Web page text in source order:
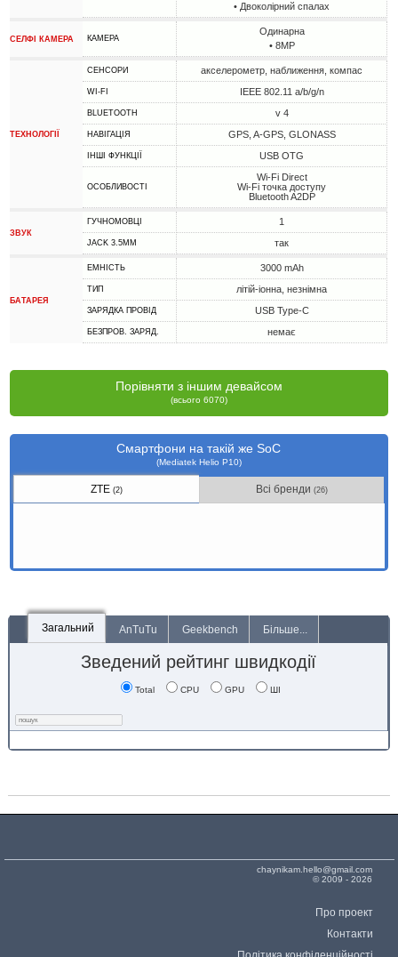
• Двоколірний спалах
СЕЛФІ КАМЕРА КАМЕРА
Одинарна
• 8MP
ТЕХНОЛОГІЇ
СЕНСОРИ акселерометр, наближення, компас
WI-FI IEEE 802.11 a/b/g/n
BLUETOOTH v 4
НАВІГАЦІЯ GPS, A-GPS, GLONASS
ІНШІ ФУНКЦІЇ USB OTG
ОСОБЛИВОСТІ
Wi-Fi Direct
Wi-Fi точка доступу
Bluetooth A2DP
ЗВУК
ГУЧНОМОВЦІ 1
JACK 3.5MM так
БАТАРЕЯ
ЕМНІСТЬ 3000 mAh
ТИП літій-іонна, незнімна
ЗАРЯДКА ПРОВІД USB Type-C
БЕЗПРОВ. ЗАРЯД. немає
Порівняти з іншим девайсом
(всього 6070)
Смартфони на такій же SoC
(Mediatek Helio P10)
ZTE(2) Всі бренди(26)
Загальний AnTuTu Geekbench Більше...
Зведений рейтинг швидкодії
Total CPU GPU ШІ
chaynikam.hello@gmail.com
© 2009 - 2026
Про проект
Контакти